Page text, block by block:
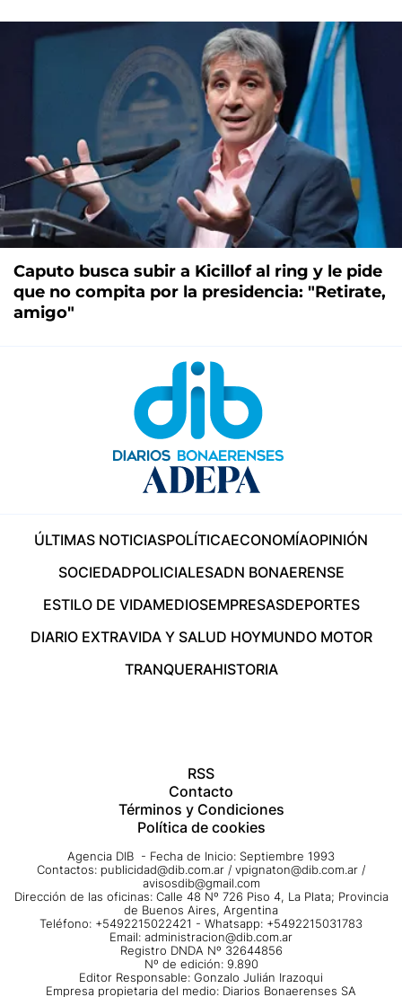
Caputo busca subir a Kicillof al ring y le pide
que no compita por la presidencia: "Retirate,
amigo"
ÚLTIMAS NOTICIASPOLÍTICAECONOMÍAOPINIÓN
SOCIEDADPOLICIALESADN BONAERENSE
ESTILO DE VIDAMEDIOSEMPRESASDEPORTES
DIARIO EXTRAVIDA Y SALUD HOYMUNDO MOTOR
TRANQUERAHISTORIA
RSS
Contacto
Términos y Condiciones
Política de cookies
Agencia DIB - Fecha de Inicio: Septiembre 1993
Contactos: publicidad@dib.com.ar / vpignaton@dib.com.ar /
avisosdib@gmail.com
Dirección de las oficinas: Calle 48 Nº 726 Piso 4, La Plata; Provincia
de Buenos Aires, Argentina
Teléfono: +5492215022421 - Whatsapp: +5492215031783
Email: administracion@dib.com.ar
Registro DNDA Nº 32644856
Nº de edición: 9.890
Editor Responsable: Gonzalo Julián Irazoqui
Empresa propietaria del medio: Diarios Bonaerenses SA